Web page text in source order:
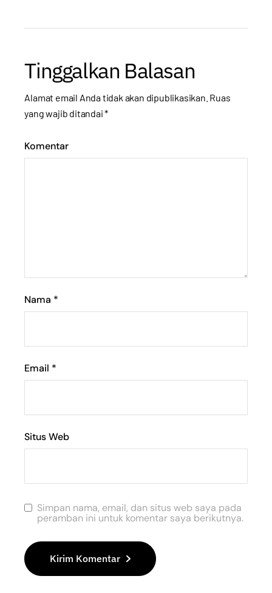
Tinggalkan Balasan
Alamat email Anda tidak akan dipublikasikan. Ruas
yang wajib ditandai*
Komentar
Nama *
Email *
Situs Web
Simpan nama, email, dan situs web saya pada
peramban ini untuk komentar saya berikutnya.
Kirim Komentar